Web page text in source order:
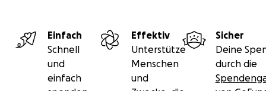
Einfach
Schnell
und
einfach
Effektiv
Unterstütze
Menschen
und
Sicher
Deine
durch die